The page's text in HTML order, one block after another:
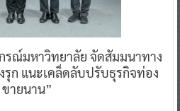
ณ์มหาวิทยาลัย จัดสัมมนาทาง
รุก แนะเคล็ดลับปรับธุรกิจท่อง
ายนาน”